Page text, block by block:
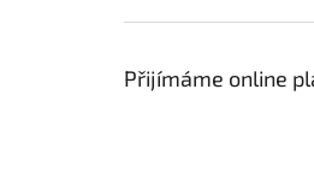
Přijímáme online